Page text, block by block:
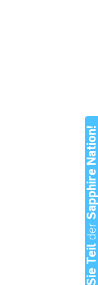
der
Sapphire Nation!